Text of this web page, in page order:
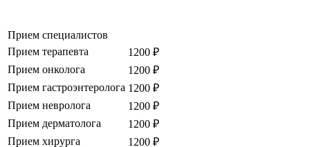
Прием специалистов
Прием терапевта
1200 ₽
Прием онколога
1200 ₽
Прием гастроэнтеролога 1200 ₽
Прием невролога
1200 ₽
Прием дерматолога
1200 ₽
Прием хирурга
1200 ₽